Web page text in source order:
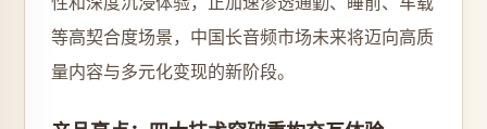
等高契合度场景，中国长音频市场未来将迈向高质
量内容与多元化变现的新阶段。